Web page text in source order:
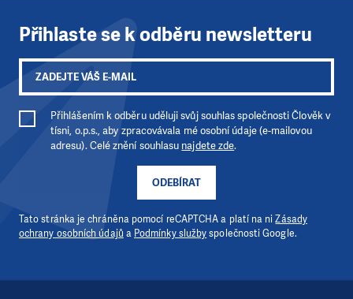
Přihlaste se k odběru newsletteru
ODEBÍRAT
Přihlášením k odběru uděluji svůj souhlas společnosti Člověk v
tísni, o.p.s., aby zpracovávala mé osobní údaje (e-mailovou
adresu). Celé znění souhlasu najdete zde.
Tato stránka je chráněna pomocí reCAPTCHA a platí na niZásady
ochrany osobních údajů a Podmínky službyspolečnosti Google.